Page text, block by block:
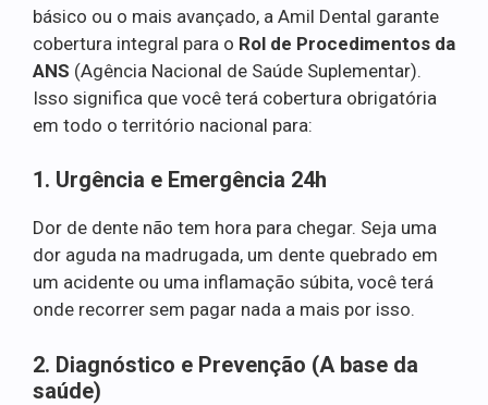
básico ou o mais avançado, a Amil Dental garante
cobertura integral para o Rol de Procedimentos da
ANS (Agência Nacional de Saúde Suplementar).
Isso significa que você terá cobertura obrigatória
em todo o território nacional para:
1. Urgência e Emergência 24h
Dor de dente não tem hora para chegar. Seja uma
dor aguda na madrugada, um dente quebrado em
um acidente ou uma inflamação súbita, você terá
onde recorrer sem pagar nada a mais por isso.
2. Diagnóstico e Prevenção (A base da
saúde)